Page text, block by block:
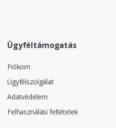
Ügyféltámogatás
Fiókom
Ügyfélszolgálat
Adatvédelem
Felhasználási feltételek